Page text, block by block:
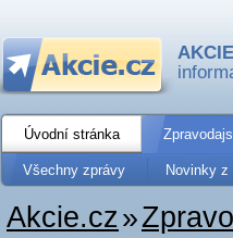
Úvodní stránka
Všechny zprávy Novinky z
Akcie.cz»